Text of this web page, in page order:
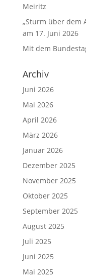
Meiritz
„Sturm über dem
am 17. Juni 2026
Mit dem
Archiv
Juni 2026
Mai 2026
April 2026
März 2026
Januar 2026
Dezember 2025
November 2025
Oktober 2025
September 2025
August 2025
Juli 2025
Juni 2025
Mai 2025